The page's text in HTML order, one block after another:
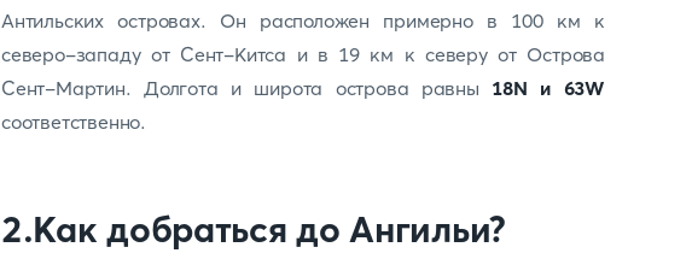
Антильских островах. Он расположен примерно в 100 км к
северо-западу от Сент-Китса и в 19 км к северу от Острова
Сент-Мартин. Долгота и широта острова равны 18N и 63W
соответственно.
2.Как добраться до Ангильи?